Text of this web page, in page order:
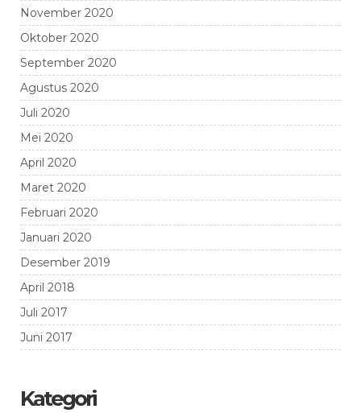
November 2020
Oktober 2020
September 2020
Agustus 2020
Juli 2020
Mei 2020
April 2020
Maret 2020
Februari 2020
Januari 2020
Desember 2019
April 2018
Juli 2017
Juni 2017
Kategori